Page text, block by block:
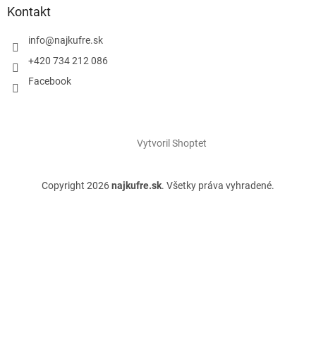
Kontakt
info@najkufre.sk
+420 734 212 086
Facebook
Vytvoril Shoptet
Copyright 2026najkufre.sk. Všetky práva vyhradené.